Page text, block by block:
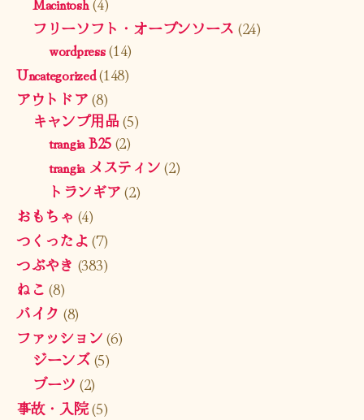
フリーソフト・オープンソース (24)
wordpress(14)
Uncategorized(148)
アウトドア(8)
キャンプ用品(5)
trangia B25(2)
trangia メスティン(2)
トランギア(2)
おもちゃ (4)
つくったよ(7)
つぶやき (383)
ねこ (8)
バイク (8)
ファッション(6)
ジーンズ(5)
ブーツ (2)
事故・入院(5)